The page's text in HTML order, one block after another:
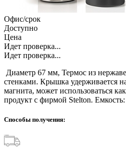
Офис/срок
Доступно
Цена
Идет проверка...
Идет проверка...
Диаметр 67 мм, Термос из
стенками. Крышка удерживается
магнита, может использоваться
продукт с фирмой Stelton. Емкость:
Способы получения: